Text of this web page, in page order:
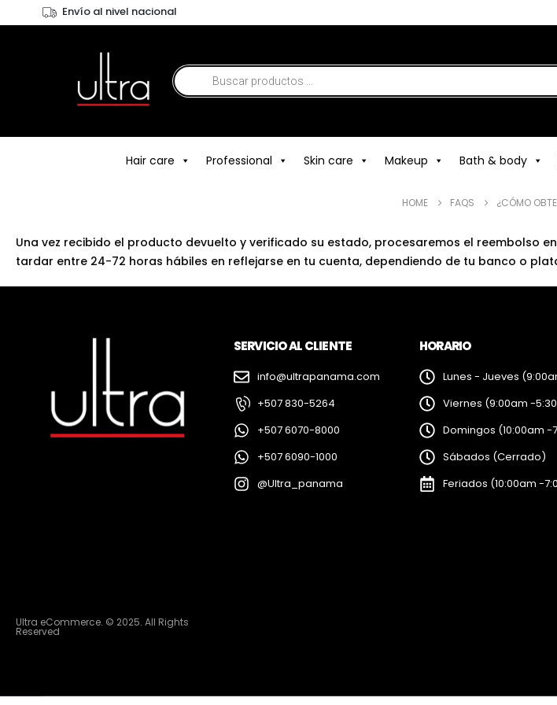
Envío al nivel nacional
Hair care Professional Skin care Makeup Bath & body
HOME FAQS ¿CÓMO
Una vez recibido el producto devuelto y verificado su estado, procesaremos el reembolso
tardar entre 24-72 horas hábiles en reflejarse en tu cuenta, dependiendo de tu banco o
Ultra eCommerce. © 2025. All Rights
Reserved
SERVICIO AL CLIENTE
info@ultrapanama.com
+507 830-5264
+507 6070-8000
+507 6090-1000
@Ultra_panama
HORARIO
Lunes - Jueves
Viernes (9:00am -
Domingos (10:00am -
Sábados (Cerrado)
Feriados (10:00am -